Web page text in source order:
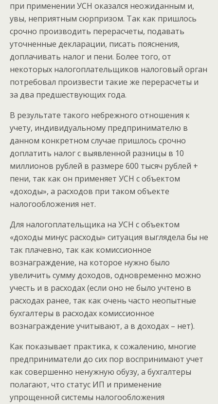
при применении УСН оказался неожиданным и,
увы, неприятным сюрпризом. Так как пришлось
срочно производить перерасчеты, подавать
уточненные декларации, писать пояснения,
доплачивать налог и пени. Более того, от
некоторых налогоплательщиков налоговый орган
потребовал произвести такие же перерасчеты и
за два предшествующих года.
В результате такого небрежного отношения к
учету, индивидуальному предпринимателю в
данном конкретном случае пришлось срочно
доплатить налог с выявленной разницы в 10
миллионов рублей в размере 600 тысяч рублей +
пени, так как он применяет УСН с объектом
«доходы», а расходов при таком объекте
налогообложения нет.
Для налогоплательщика на УСН с объектом
«доходы минус расходы» ситуация выглядела бы не
так плачевно, так как комиссионное
вознаграждение, на которое нужно было
увеличить сумму доходов, одновременно можно
учесть и в расходах (если оно не было учтено в
расходах ранее, так как очень часто неопытные
бухгалтеры в расходах комиссионное
вознаграждение учитывают, а в доходах – нет).
Как показывает практика, к сожалению, многие
предприниматели до сих пор воспринимают учет
как совершенно ненужную обузу, а бухгалтеры
полагают, что статус ИП и применение
упрощенной системы налогообложения